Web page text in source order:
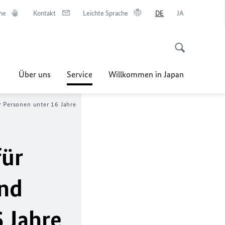
Kontakt Leichte Sprache DE JA
Über uns Service Willkommen in Japan
unter 16 Jahre